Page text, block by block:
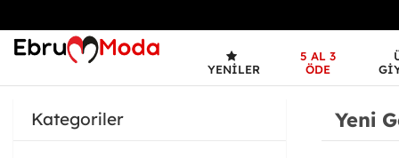
YENILER
5 AL 3
ÖDE
Kategoriler Yeni